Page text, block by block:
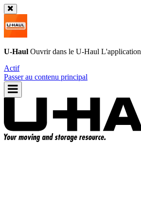
U-Haul Ouvrir dans le U-Haul L'application
Actif
Passer au contenu principal